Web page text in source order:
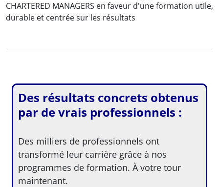
CHARTERED MANAGERS en faveur d'une formation utile,
durable et centrée sur les résultats
Des résultats concrets obtenus
par de vrais professionnels :
Des milliers de professionnels ont
transformé leur carrière grâce à nos
programmes de formation. À votre tour
maintenant.